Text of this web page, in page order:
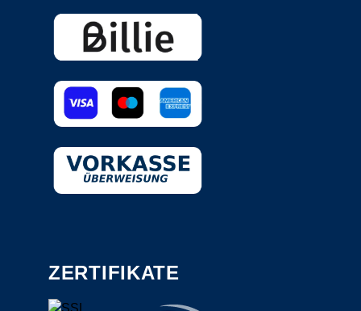
ZERTIFIKATE